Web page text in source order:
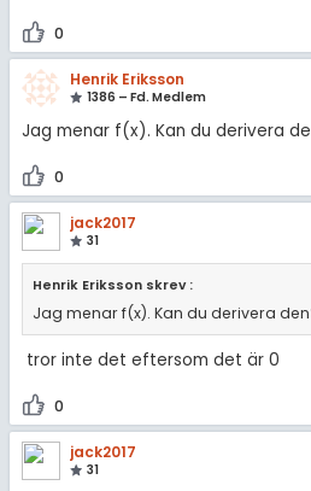
0
Henrik Eriksson
1386 – Fd. Medlem
Jag menar f(x). Kan du derivera
0
jack2017
31
Henrik Eriksson skrev :
Jag menar f(x). Kan du derivera
tror inte det eftersom det är 0
0
jack2017
31